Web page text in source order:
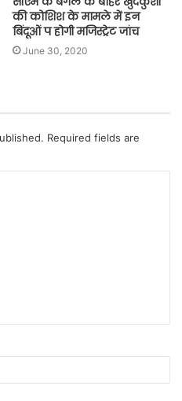
की कोशिश के मामले में इन
बिंदूओं प होगी मजिस्ट्रेट जांच
June 30, 2020
Required fields are